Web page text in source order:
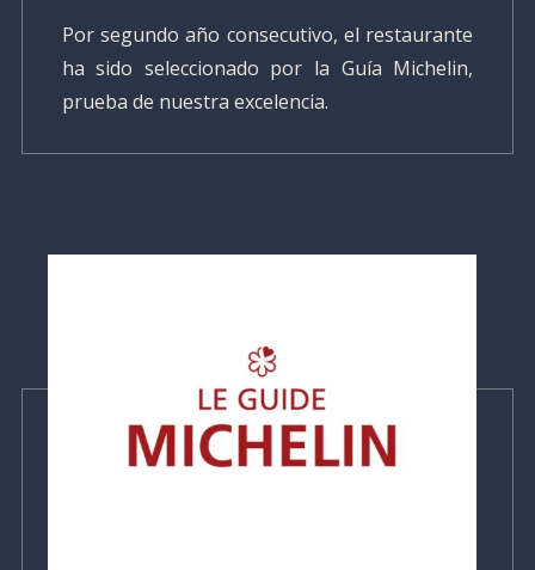
Por segundo año consecutivo, el restaurante
ha sido seleccionado por la Guía Michelin,
prueba de nuestra excelencia.